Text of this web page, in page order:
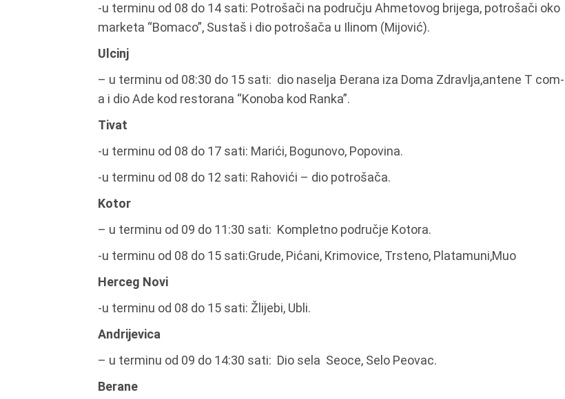
-u terminu od 08 do 14 sati: Potrošači na području Ahmetovog brijega, potrošači oko
marketa “Bomaco”, Sustaš i dio potrošača u Ilinom (Mijović).
Ulcinj
– u terminu od 08:30 do 15 sati: dio naselja Đerana iza Doma Zdravlja,antene T com-
a i dio Ade kod restorana “Konoba kod Ranka”.
Tivat
-u terminu od 08 do 17 sati: Marići, Bogunovo, Popovina.
-u terminu od 08 do 12 sati: Rahovići – dio potrošača.
Kotor
– u terminu od 09 do 11:30 sati: Kompletno područje Kotora.
-u terminu od 08 do 15 sati:Grude, Pićani, Krimovice, Trsteno, Platamuni,Muo
Herceg Novi
-u terminu od 08 do 15 sati: Žlijebi, Ubli.
Andrijevica
– u terminu od 09 do 14:30 sati: Dio sela Seoce, Selo Peovac.
Berane